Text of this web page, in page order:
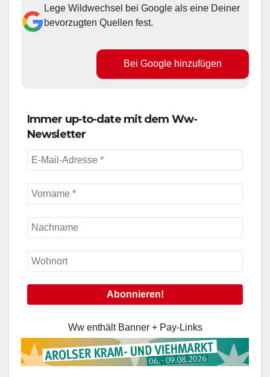
Lege Wildwechsel bei Google als eine Deiner
bevorzugten Quellen fest.
Bei Google hinzufügen
Immer up-to-date mit dem Ww-
Newsletter
Ww enthält Banner + Pay-Links